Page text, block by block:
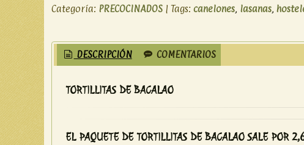
DESCRIPCIÓN COMENTARIOS